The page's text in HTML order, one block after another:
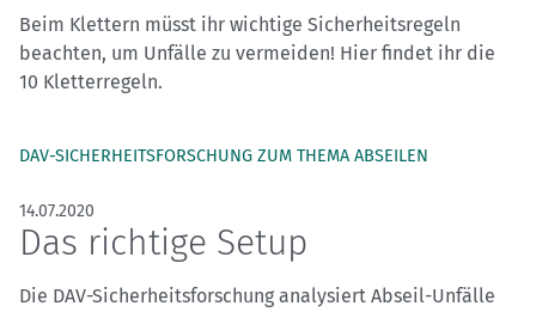
Beim Klettern müsst ihr wichtige Sicherheitsregeln
beachten, um Unfälle zu vermeiden! Hier findet ihr die
10 Kletterregeln.
DAV-SICHERHEITSFORSCHUNG ZUM THEMA ABSEILEN
14.07.2020
Das richtige Setup
Die DAV-Sicherheitsforschung analysiert Abseil-Unfälle